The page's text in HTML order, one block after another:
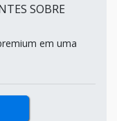
SOBRE
em uma